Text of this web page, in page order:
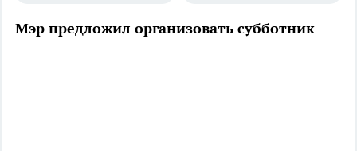
Мэр предложил организовать субботник